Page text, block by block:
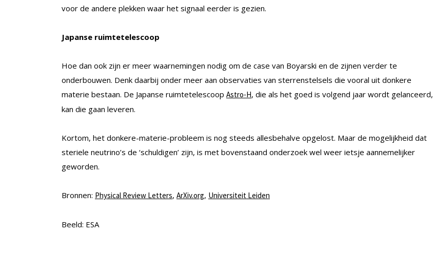
voor de andere plekken waar het signaal eerder is gezien.
Japanse ruimtetelescoop
Hoe dan ook zijn er meer waarnemingen nodig om de case van Boyarski en de zijnen verder te
onderbouwen. Denk daarbij onder meer aan observaties van sterrenstelsels die vooral uit donkere
materie bestaan. De Japanse ruimtetelescoop Astro-H, die als het goed is volgend jaar wordt gelanceerd,
kan die gaan leveren.
Kortom, het donkere-materie-probleem is nog steeds allesbehalve opgelost. Maar de mogelijkheid dat
steriele neutrino’s de ‘schuldigen’ zijn, is met bovenstaand onderzoek wel weer ietsje aannemelijker
geworden.
Bronnen: Physical Review Letters, ArXiv.org, Universiteit Leiden
Beeld: ESA